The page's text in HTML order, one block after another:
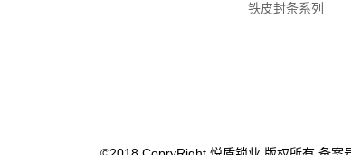
铁皮封条系列